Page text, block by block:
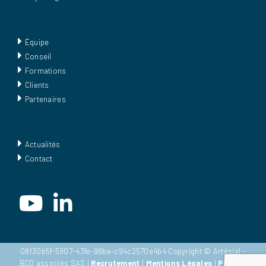
Équipe
Conseil
Formations
Clients
Partenaires
Actualités
Contact
08f30b5f-5907-43fe-96be-c94c2570e4b4 Copyright © Artésial -
BCD associés SAS | Recrutement | Mentions Légales | Plan du